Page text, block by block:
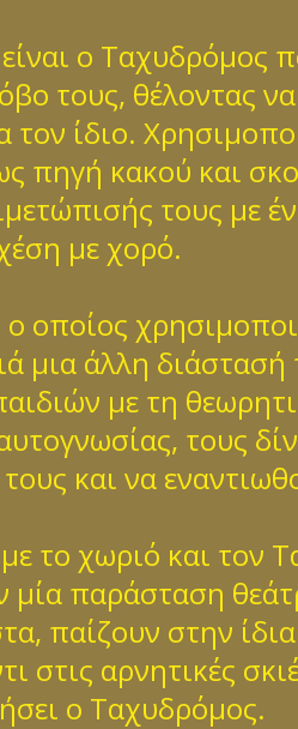
ο Ταχυδρόμος
τους, θέλοντας
ίδιο.
πηγή κακού και
τους με
με χορό.
μια άλλη
με τη
τους
και να
το χωριό και τον
παράσταση
παίζουν στην
στις αρνητικές
ο Ταχυδρόμος.